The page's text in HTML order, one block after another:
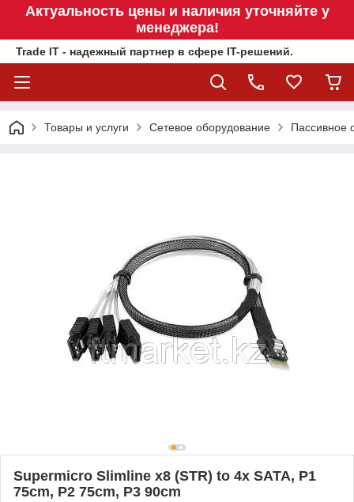
Актуальность цены и наличия уточняйте у
менеджера!
Trade IT - надежный партнер в сфере IT-решений.
Товары и услуги Сетевое оборудование Пассивное
Supermicro Slimline x8 (STR) to 4x SATA, P1
75cm, P2 75cm, P3 90cm